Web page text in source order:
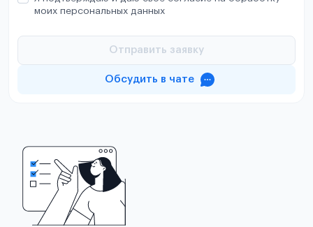
моих персональных данных
Отправить заявку
Обсудить в чате